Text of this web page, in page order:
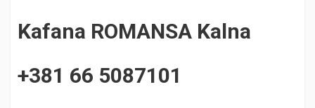
Kafana ROMANSA Kalna
+381 66 5087101